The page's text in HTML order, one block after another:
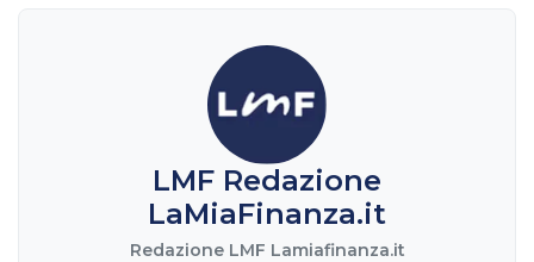
LMF Redazione
LaMiaFinanza.it
Redazione LMF Lamiafinanza.it